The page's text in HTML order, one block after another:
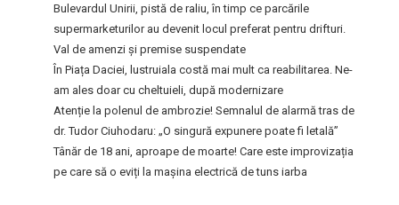
Bulevardul Unirii, pistă de raliu, în timp ce parcările
supermarketurilor au devenit locul preferat pentru drifturi.
Val de amenzi și premise suspendate
În Piața Daciei, lustruiala costă mai mult ca reabilitarea. Ne-
am ales doar cu cheltuieli, după modernizare
Atenție la polenul de ambrozie! Semnalul de alarmă tras de
dr. Tudor Ciuhodaru: „O singură expunere poate fi letală”
Tânăr de 18 ani, aproape de moarte! Care este improvizația
pe care să o eviți la mașina electrică de tuns iarba